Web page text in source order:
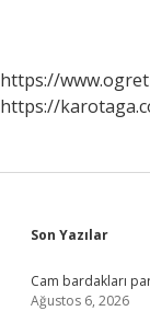
https://
https://
Son Yazılar
Cam bardakları
Ağustos 6, 2026